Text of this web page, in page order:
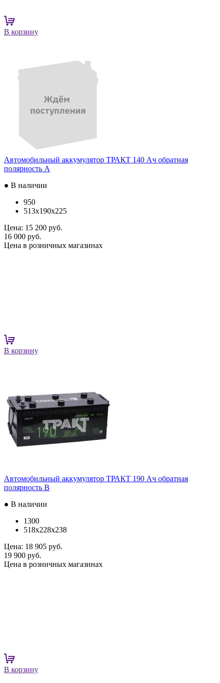
В корзину
Автомобильный аккумулятор ТРАКТ 140 Ач обратная
полярность A
● В наличии
950
513x190x225
Цена: 15 200 руб.
16 000 руб.
Цена в розничных магазинах
В корзину
Автомобильный аккумулятор ТРАКТ 190 Ач обратная
полярность B
● В наличии
1300
518x228x238
Цена: 18 905 руб.
19 900 руб.
Цена в розничных магазинах
В корзину